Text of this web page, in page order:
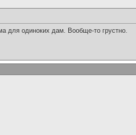
для одиноких дам. Вообще-то грустно.